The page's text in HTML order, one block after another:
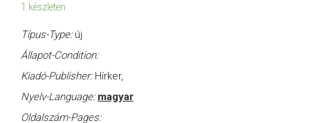
1 készleten
Típus-Type: új
Állapot-Condition:
Kiadó-Publisher: Hírker,
Nyelv-Language: magyar
Oldalszám-Pages: